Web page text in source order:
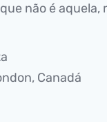
não é aquela,
Canadá